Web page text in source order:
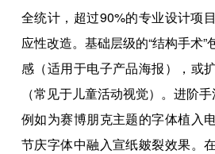
全统计，超过90%的专业设计项
应性改造。基础层级的“结构手术
感（适用于电子产品海报），或
（常见于儿童活动视觉）。进阶手
例如为赛博朋克主题的字体植入
节庆字体中融入宣纸皴裂效果。